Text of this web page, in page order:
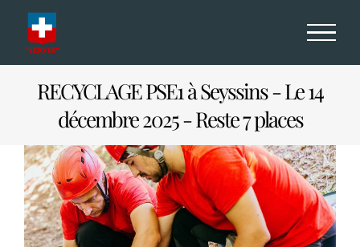
contenu
RECYCLAGE PSE1 à Seyssins - Le 14
décembre 2025 - Reste 7 places